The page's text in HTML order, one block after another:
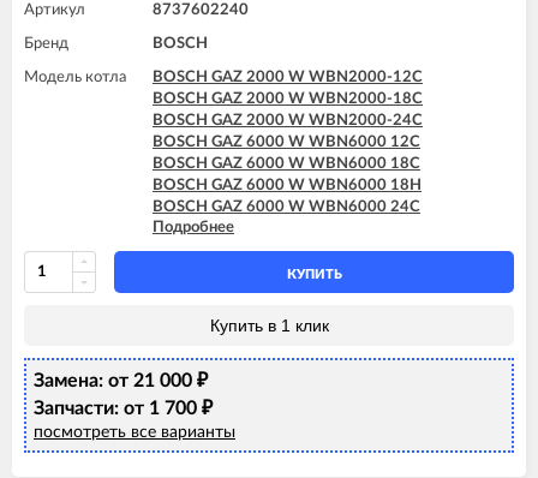
Артикул 8737602240
Бренд BOSCH
Модель котла
BOSCH GAZ 2000 W WBN2000-12C
BOSCH GAZ 2000 W WBN2000-18C
BOSCH GAZ 2000 W WBN2000-24C
BOSCH GAZ 6000 W WBN6000 12C
BOSCH GAZ 6000 W WBN6000 18C
BOSCH GAZ 6000 W WBN6000 18H
BOSCH GAZ 6000 W WBN6000 24C
BOSCH GAZ 6000 W WBN6000 24H
BOSCH GAZ 6000 W WBN6000 28C
BOSCH GAZ 6000 W WBN6000 28H
BOSCH GAZ 6000 W WBN6000 35C
Подробнее
КУПИТЬ
Купить в 1 клик
Замена: от 21 000 ₽
Запчасти: от 1 700 ₽
посмотреть все варианты